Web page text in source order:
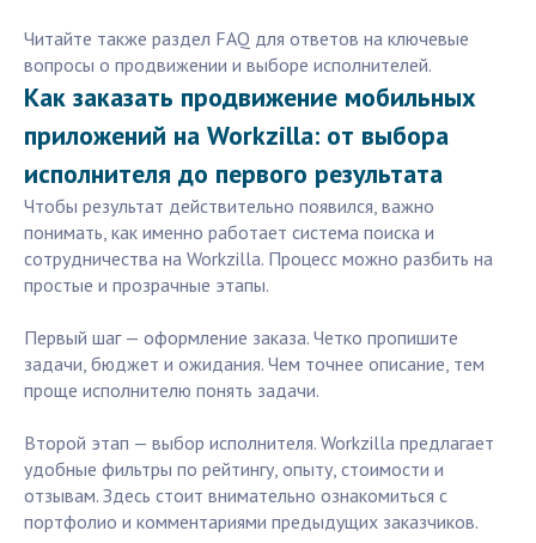
Читайте также раздел FAQ для ответов на ключевые
вопросы о продвижении и выборе исполнителей.
Как заказать продвижение мобильных
приложений на Workzilla: от выбора
исполнителя до первого результата
Чтобы результат действительно появился, важно
понимать, как именно работает система поиска и
сотрудничества на Workzilla. Процесс можно разбить на
простые и прозрачные этапы.
Первый шаг — оформление заказа. Четко пропишите
задачи, бюджет и ожидания. Чем точнее описание, тем
проще исполнителю понять задачи.
Второй этап — выбор исполнителя. Workzilla предлагает
удобные фильтры по рейтингу, опыту, стоимости и
отзывам. Здесь стоит внимательно ознакомиться с
портфолио и комментариями предыдущих заказчиков.